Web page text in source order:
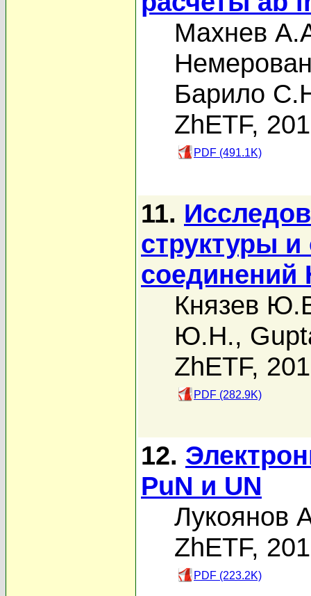
Махнев
Барило
ZhETF,
PDF (491.1K)
11.
структуры и
соединений
Князев
Ю.Н.,
ZhETF,
PDF (282.9K)
12.
PuN и UN
Лукоянов
ZhETF,
PDF (223.2K)